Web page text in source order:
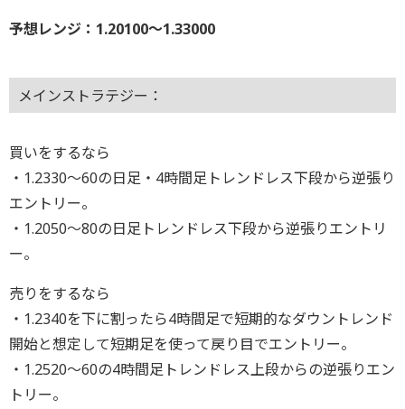
予想レンジ：1.20100〜1.33000
メインストラテジー：
買いをするなら
・1.2330〜60の日足・4時間足トレンドレス下段から逆張り
エントリー。
・1.2050〜80の日足トレンドレス下段から逆張りエントリ
ー。
売りをするなら
・1.2340を下に割ったら4時間足で短期的なダウントレンド
開始と想定して短期足を使って戻り目でエントリー。
・1.2520〜60の4時間足トレンドレス上段からの逆張りエン
トリー。